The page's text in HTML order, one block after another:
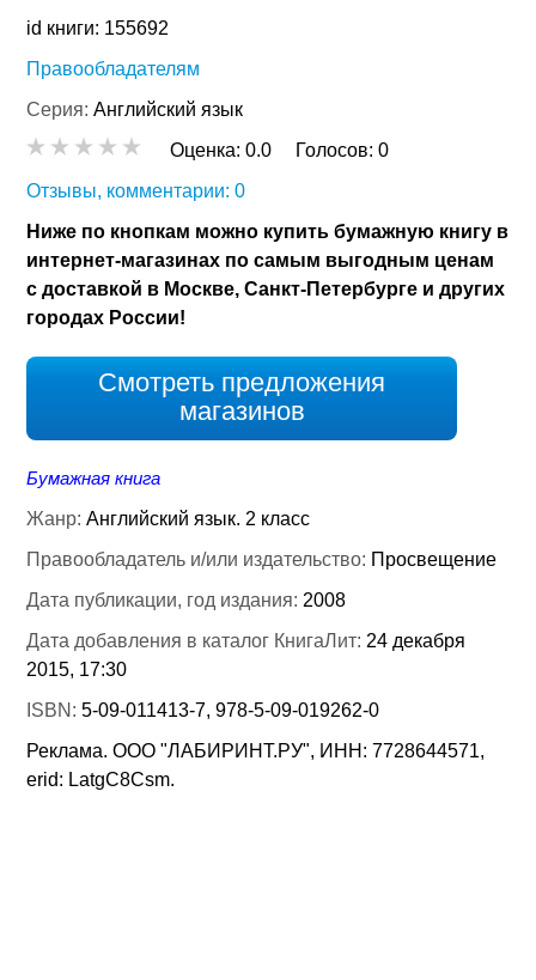
id книги: 155692
Правообладателям
Серия:Английский язык
Оценка:0.0 Голосов:0
Отзывы, комментарии: 0
Ниже по кнопкам можно купить бумажную книгу в
интернет-магазинах по самым выгодным ценам
с доставкой в Москве, Санкт-Петербурге и других
городах России!
Смотреть предложения
магазинов
Бумажная книга
Жанр:Английский язык. 2 класс
Правообладатель и/или издательство: Просвещение
Дата публикации, год издания: 2008
Дата добавления в каталог КнигаЛит: 24 декабря
2015, 17:30
ISBN:5-09-011413-7, 978-5-09-019262-0
Реклама. ООО "ЛАБИРИНТ.РУ", ИНН: 7728644571,
erid: LatgC8Csm.